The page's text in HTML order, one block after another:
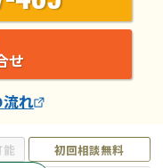
能
初回相談無料
せ
れ